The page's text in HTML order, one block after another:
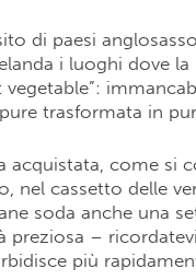
di paesi
i luoghi dove
vegetable”:
trasformata in
acquistata, come si
nel cassetto delle
soda anche una
preziosa –
più